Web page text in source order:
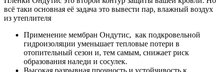
всё таки основная её задача это вывести пар, влажный воздух
из утеплителя
Применение мембран Ондутис, как подкровельной
гидроизоляции уменьшает тепловые потери в
отопительный сезон и, тем самым, снижает риск
образования наледи и сосулек.